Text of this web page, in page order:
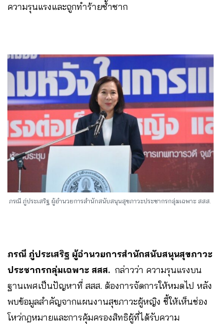
ความรุนแรงและถูกทำร้ายซ้ำซาก
ภรณี ภู่ประเสริฐ ผู้อำนวยการสำนักสนับสนุนสุขภาวะประชากรกลุ่มเฉพาะ สสส.
ภรณี ภู่ประเสริฐ ผู้อำนวยการสำนักสนับสนุนสุขภาวะ
ประชากรกลุ่มเฉพาะ สสส. กล่าวว่า ความรุนแรงบน
ฐานเพศเป็นปัญหาที่ สสส. ต้องการจัดการให้หมดไป หลัง
พบข้อมูลสำคัญจากแผนงานสุขภาวะผู้หญิง ชี้ให้เห็นช่อง
โหว่กฎหมายและการคุ้มครองสิทธิผู้ที่ได้รับความ